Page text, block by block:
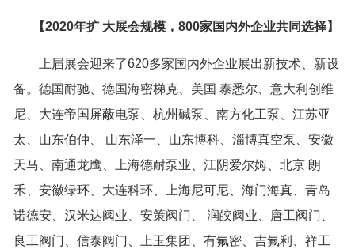
【2020年扩 大展会规模，800家国内外企业共同选择】
上届展会迎来了620多家国内外企业展出新技术、新设
备。德国耐驰、德国海密梯克、美国 泰悉尔、意大利创维
尼、大连帝国屏蔽电泵、杭州碱泵、南方化工泵、江苏亚
太、山东伯仲、 山东泽一、山东博科、淄博真空泵、安徽
天马、南通龙鹰、上海德耐泵业、江阴爱尔姆、北京 朗
禾、安徽绿环、大连科环、上海尼可尼、海门海真、青岛
诺德安、汉米达阀业、安策阀门、 润皎阀业、唐工阀门、
良工阀门、信泰阀门、上玉集团、有氟密、吉氟利、祥工